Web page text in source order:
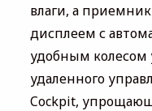
влаги, а
дисплеем с
удобным колесом
удаленного
Cockpit,